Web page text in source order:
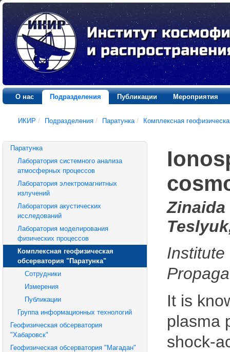
О нас Подразделения Публикации Мероприятия
ИКИР / Подразделения / Паратунка / Комплексная
Паратунка
Лаборатория системного анализа
атмосферных процессов
Лаборатория электромагнитных
излучений
Лаборатория акустических
исследований
Лаборатория моделирования
физических процессов
Комплексная геофизическая
обсерватория "Паратунка"
Сотрудники
Измерения
Публикации
Группа информационных технологий
Геофизическая обсерватория
"Хабаровск"
Геофизическая обсерватория "Магадан"
Zinaida
Institute
It is
plasma
shock-